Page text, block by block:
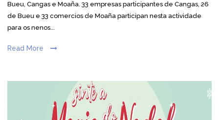
Bueu, Cangas e Moaña. 33 empresas participantes de Cangas, 26
de Bueu e 33 comercios de Moaña participan nesta actividade
para os nenos...
Read More